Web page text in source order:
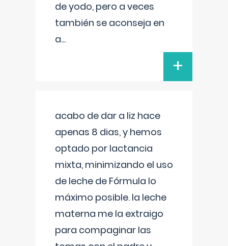
de yodo, pero a veces
también se aconseja en
a...
+
acabo de dar a liz hace
apenas 8 dias, y hemos
optado por lactancia
mixta, minimizando el uso
de leche de Fórmula lo
máximo posible. la leche
materna me la extraigo
para compaginar las